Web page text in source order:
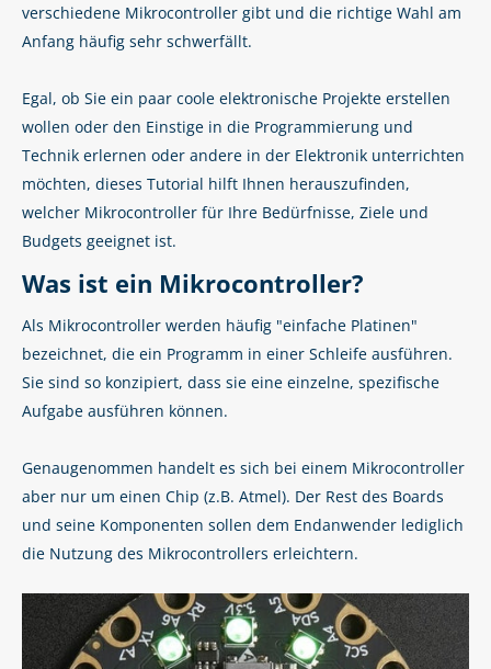
verschiedene Mikrocontroller gibt und die richtige Wahl am
Anfang häufig sehr schwerfällt.
Egal, ob Sie ein paar coole elektronische Projekte erstellen
wollen oder den Einstige in die Programmierung und
Technik erlernen oder andere in der Elektronik unterrichten
möchten, dieses Tutorial hilft Ihnen herauszufinden,
welcher Mikrocontroller für Ihre Bedürfnisse, Ziele und
Budgets geeignet ist.
Was ist ein Mikrocontroller?
Als Mikrocontroller werden häufig "einfache Platinen"
bezeichnet, die ein Programm in einer Schleife ausführen.
Sie sind so konzipiert, dass sie eine einzelne, spezifische
Aufgabe ausführen können.
Genaugenommen handelt es sich bei einem Mikrocontroller
aber nur um einen Chip (z.B. Atmel). Der Rest des Boards
und seine Komponenten sollen dem Endanwender lediglich
die Nutzung des Mikrocontrollers erleichtern.